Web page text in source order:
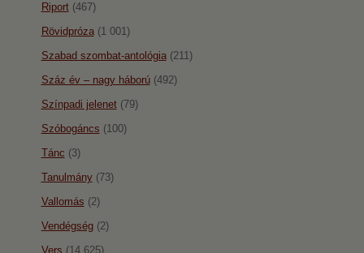
Riport(467)
Rövidpróza(1 001)
Szabad szombat-antológia(211)
Száz év – nagy háború(492)
Színpadi jelenet(79)
Szóbogáncs (100)
Tánc (3)
Tanulmány(73)
Vallomás (2)
Vendégség(2)
Vers (14 625)